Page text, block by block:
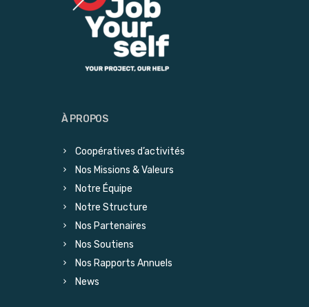
À PROPOS
Coopératives d’activités
Nos Missions & Valeurs
Notre Équipe
Notre Structure
Nos Partenaires
Nos Soutiens
Nos Rapports Annuels
News